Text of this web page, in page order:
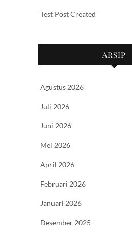
Test Post Created
ARSIP
Agustus 2026
Juli 2026
Juni 2026
Mei 2026
April 2026
Februari 2026
Januari 2026
Desember 2025